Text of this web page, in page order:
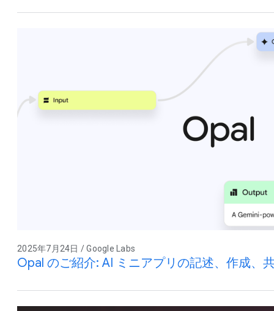
2025年7月24日 / Google Labs
Opal のご紹介: AI ミニアプリの記述、作成、